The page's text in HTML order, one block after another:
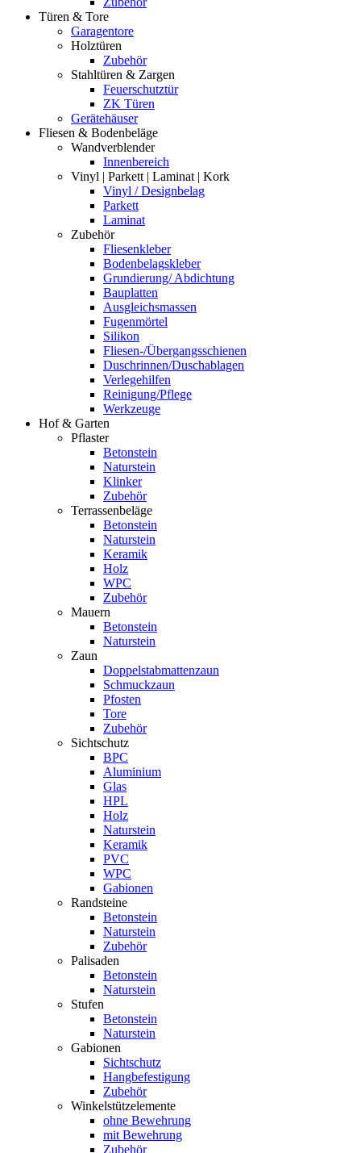
Türen & Tore
Garagentore
Holztüren
Zubehör
Stahltüren & Zargen
Feuerschutztür
ZK Türen
Gerätehäuser
Fliesen & Bodenbeläge
Wandverblender
Innenbereich
Vinyl | Parkett | Laminat | Kork
Vinyl / Designbelag
Parkett
Laminat
Zubehör
Fliesenkleber
Bodenbelagskleber
Grundierung/ Abdichtung
Bauplatten
Ausgleichsmassen
Fugenmörtel
Silikon
Fliesen-/Übergangsschienen
Duschrinnen/Duschablagen
Verlegehilfen
Reinigung/Pflege
Werkzeuge
Hof & Garten
Pflaster
Betonstein
Naturstein
Klinker
Zubehör
Terrassenbeläge
Betonstein
Naturstein
Keramik
Holz
WPC
Zubehör
Mauern
Betonstein
Naturstein
Zaun
Doppelstabmattenzaun
Schmuckzaun
Pfosten
Tore
Zubehör
Sichtschutz
BPC
Aluminium
Glas
HPL
Holz
Naturstein
Keramik
PVC
WPC
Gabionen
Randsteine
Betonstein
Naturstein
Zubehör
Palisaden
Betonstein
Naturstein
Stufen
Betonstein
Naturstein
Gabionen
Sichtschutz
Hangbefestigung
Zubehör
Winkelstützelemente
ohne Bewehrung
mit Bewehrung
Zubehör